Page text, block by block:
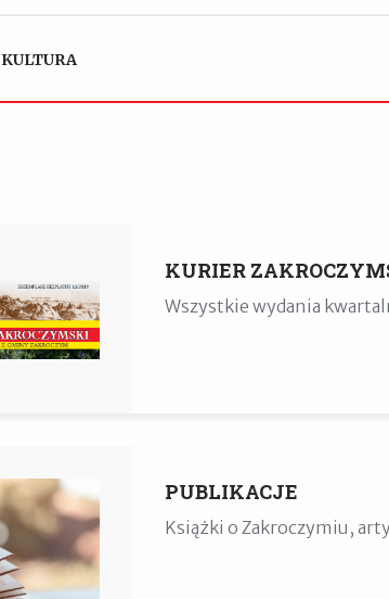
KULTURA
KURIER
Wszystkie wydania
PUBLIKACJE
Książki o Zakroczymiu,